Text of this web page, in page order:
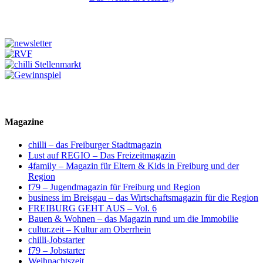
Magazine
chilli – das Freiburger Stadtmagazin
Lust auf REGIO – Das Freizeitmagazin
4family – Magazin für Eltern & Kids in Freiburg und der
Region
f79 – Jugendmagazin für Freiburg und Region
business im Breisgau – das Wirtschaftsmagazin für die Region
FREIBURG GEHT AUS – Vol. 6
Bauen & Wohnen – das Magazin rund um die Immobilie
cultur.zeit – Kultur am Oberrhein
chilli-Jobstarter
f79 – Jobstarter
Weihnachtszeit